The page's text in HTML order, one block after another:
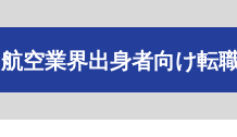
航空業界出身者向け転